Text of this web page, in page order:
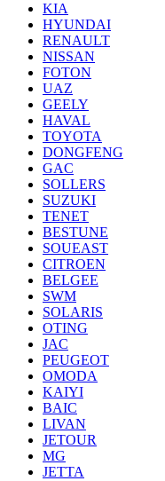
KIA
HYUNDAI
RENAULT
NISSAN
FOTON
UAZ
GEELY
HAVAL
TOYOTA
DONGFENG
GAC
SOLLERS
SUZUKI
TENET
BESTUNE
SOUEAST
CITROEN
BELGEE
SWM
SOLARIS
OTING
JAC
PEUGEOT
OMODA
KAIYI
BAIC
LIVAN
JETOUR
MG
JETTA